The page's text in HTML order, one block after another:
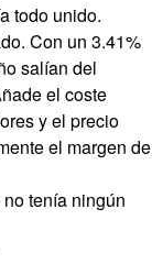
todo unido.
Con un 3.41%
salían del
el coste
y el precio
el margen de
tenía ningún